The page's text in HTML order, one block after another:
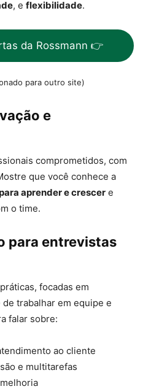
, e flexibilidade.
da Rossmann 👉
para outro site)
e
comprometidos, com
que você conhece a
aprender e crescer e
o time.
para entrevistas
focadas em
trabalhar em equipe e
falar sobre:
ao cliente
e multitarefas